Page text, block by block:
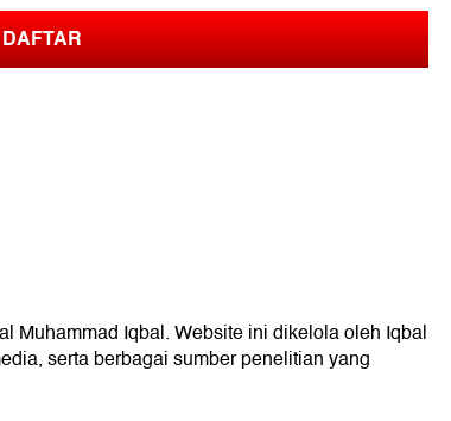
DAFTAR
Muhammad Iqbal. Website ini dikelola oleh Iqbal
serta berbagai sumber penelitian yang